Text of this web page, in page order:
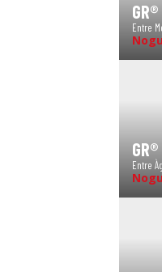
Entre
Entre